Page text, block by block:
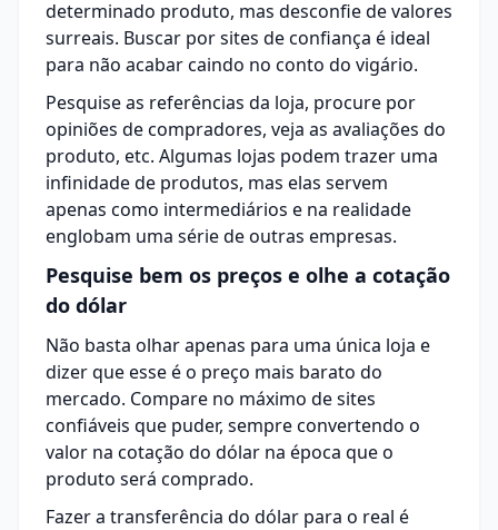
determinado produto, mas desconfie de valores
surreais. Buscar porsites de confiança é ideal
para não acabar caindo no conto do vigário.
Pesquise as referências da loja, procure por
opiniões de compradores, veja as avaliações do
produto, etc. Algumas lojas podem trazer uma
infinidade de produtos, mas elas servem
apenas como intermediários e na realidade
englobam uma série de outras empresas.
Pesquise bem os preços e olhe a cotação
do dólar
Não basta olhar apenas para uma única loja e
dizer que esse é o preço mais barato do
mercado. Compare no máximo de sites
confiáveis que puder, sempre convertendo o
valor na cotação do dólar na época que o
produto será comprado.
Fazer a transferência do dólar para o real é